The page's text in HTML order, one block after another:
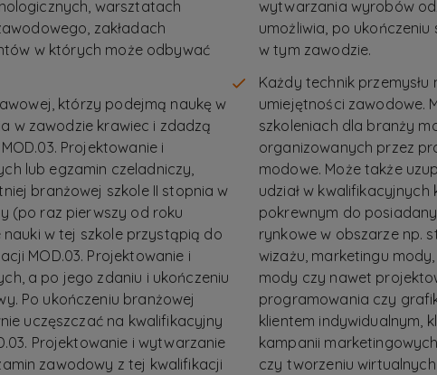
warsztatach
zakładach
w których może odbywać
którzy podejmą naukę w
w zawodzie krawiec i zdadzą
Projektowanie i
lub egzamin czeladniczy,
branżowej szkole II stopnia w
(po raz pierwszy od roku
w tej szkole przystąpią do
MOD.03. Projektowanie i
a po jego zdaniu i ukończeniu
Po ukończeniu branżowej
uczęszczać na kwalifikacyjny
Projektowanie i wytwarzanie
zawodowy z tej kwalifikacji
wytwarzania wyrobów
umożliwia, po
w tym zawodzie.
Każdy technik przemysłu
umiejętności zawodowe.
szkoleniach dla branży
organizowanych przez
modowe. Może także
udział w
pokrewnym do
rynkowe w obszarze np.
wizażu, marketingu
mody czy nawet
programowania czy
klientem indywidualnym,
kampanii
czy tworzeniu